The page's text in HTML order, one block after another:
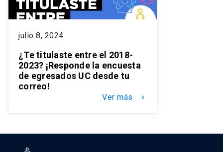
julio 8, 2024
¿Te titulaste entre el 2018-
2023? ¡Responde la encuesta
de egresados UC desde tu
correo!
Ver más keyboard_arrow_right